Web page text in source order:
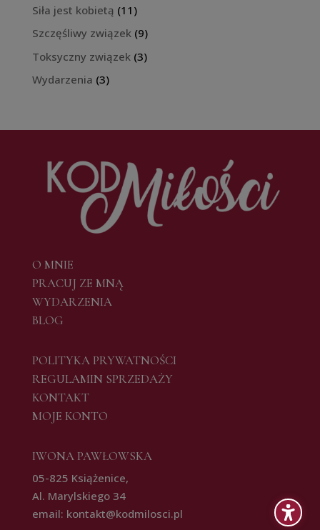
Siła jest kobietą (11)
Szczęśliwy związek(9)
Toksyczny związek (3)
Wydarzenia (3)
O MNIE
PRACUJ ZE MNĄ
WYDARZENIA
BLOG
POLITYKA PRYWATNOŚCI
REGULAMIN SPRZEDAŻY
KONTAKT
MOJE KONTO
IWONA PAWŁOWSKA
05-825 Książenice,
Al. Marylskiego 34
email: kontakt@kodmilosci.pl